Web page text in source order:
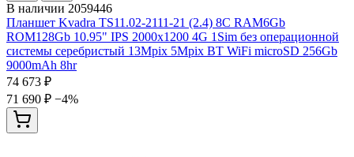
В наличии 2059446
Планшет Kvadra TS11.02-2111-21 (2.4) 8C RAM6Gb
ROM128Gb 10.95" IPS 2000x1200 4G 1Sim без операционной
системы серебристый 13Mpix 5Mpix BT WiFi microSD 256Gb
9000mAh 8hr
74 673 ₽
71 690 ₽ −4%